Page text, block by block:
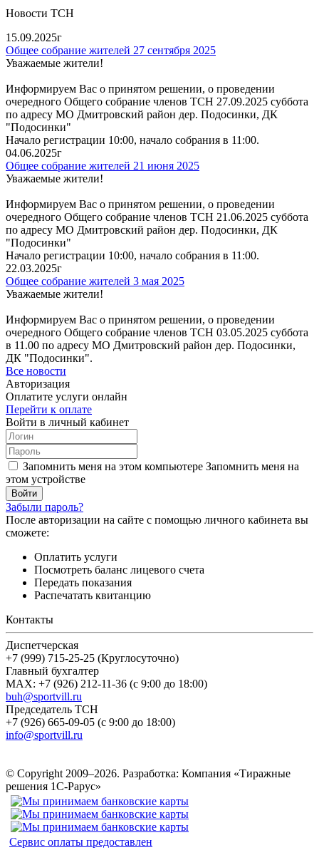
Новости ТСН
15.09.2025г
Общее собрание жителей 27 сентября 2025
Уважаемые жители!
Информируем Вас о принятом решении, о проведении
очередного Общего собрание членов ТСН 27.09.2025 суббота
по адресу МО Дмитровский район дер. Подосинки, ДК
"Подосинки"
Начало регистрации 10:00, начало собрания в 11:00.
04.06.2025г
Общее собрание жителей 21 июня 2025
Уважаемые жители!
Информируем Вас о принятом решении, о проведении
очередного Общего собрание членов ТСН 21.06.2025 суббота
по адресу МО Дмитровский район дер. Подосинки, ДК
"Подосинки"
Начало регистрации 10:00, начало собрания в 11:00.
22.03.2025г
Общее собрание жителей 3 мая 2025
Уважаемые жители!
Информируем Вас о принятом решении, о проведении
очередного Общего собрание членов ТСН 03.05.2025 суббота
в 11.00 по адресу МО Дмитровский район дер. Подосинки,
ДК "Подосинки".
Все новости
Авторизация
Оплатите услуги онлайн
Перейти к оплате
Войти в личный кабинет
Запомнить меня на этом компьютере Запомнить меня на
этом устройстве
Забыли пароль?
После авторизации на сайте с помощью личного кабинета вы
сможете:
Оплатить услуги
Посмотреть баланс лицевого счета
Передать показания
Распечатать квитанцию
Контакты
Диспетчерская
+7 (999) 715-25-25 (Круглосуточно)
Главный бухгалтер
MAX: +7 (926) 212-11-36 (с 9:00 до 18:00)
buh@sportvill.ru
Председатель ТСН
+7 (926) 665-09-05 (с 9:00 до 18:00)
info@sportvill.ru
© Copyright 2009–2026. Разработка: Компания «Тиражные
решения 1С-Рарус»
Сервис оплаты предоставлен